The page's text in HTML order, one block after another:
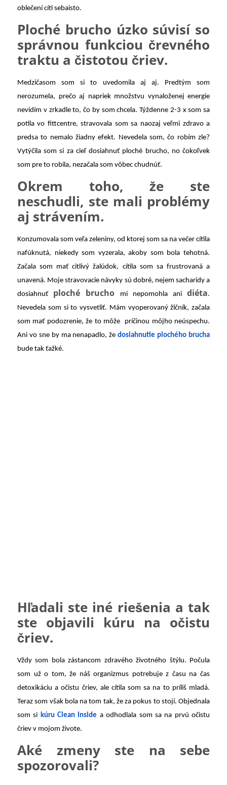
oblečení cíti sebaisto.
Ploché brucho úzko súvisí so
správnou funkciou črevného
traktu a čistotou čriev.
Medzičasom som si to uvedomila aj aj. Predtým som
nerozumela, prečo aj napriek množstvu vynaloženej energie
nevidím v zrkadle to, čo by som chcela. Týždenne 2-3 x som sa
potila vo fittcentre, stravovala som sa naozaj veľmi zdravo a
predsa to nemalo žiadny efekt. Nevedela som, čo robím zle?
Vytýčila som si za cieľ dosiahnuť ploché brucho, no čokoľvek
som pre to robila, nezačala som vôbec chudnúť.
Okrem toho, že ste
neschudli, ste mali problémy
aj strávením.
Konzumovala som veľa zeleniny, od ktorej som sa na večer cítila
nafúknutá, niekedy som vyzerala, akoby som bola tehotná.
Začala som mať citlivý žalúdok, cítila som sa frustrovaná a
unavená. Moje stravovacie návyky sú dobré, nejem sacharidy a
dosiahnuť ploché brucho mi nepomohla anidiéta.
Nevedela som si to vysvetliť. Mám vyoperovaný žlčník, začala
som mať podozrenie, že to môže príčinou môjho neúspechu.
Ani vo sne by ma nenapadlo, žedosiahnutie plochého brucha
bude tak ťažké.
Hľadali ste iné riešenia a tak
ste objavili kúru na očistu
čriev.
Vždy som bola zástancom zdravého životného štýlu. Počula
som už o tom, že náš organizmus potrebuje z času na čas
detoxikáciu a očistu čriev, ale cítila som sa na to príliš mladá.
Teraz som však bola na tom tak, že za pokus to stojí. Objednala
som si kúru Clean Inside a odhodlala som sa na prvú očistu
čriev v mojom živote.
Aké zmeny ste na sebe
spozorovali?